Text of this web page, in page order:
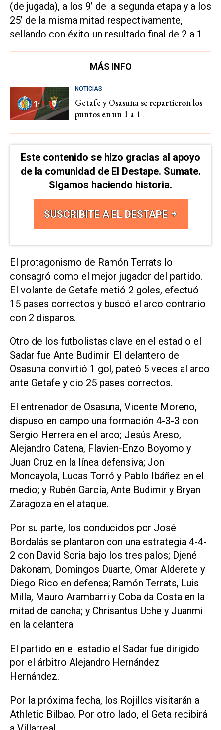
(de jugada), a los 9’ de la segunda etapa y a los
25’ de la misma mitad respectivamente,
sellando con éxito un resultado final de 2 a 1.
MÁS INFO
NOTICIAS
Getafe y Osasuna se repartieron los
puntos en un 1 a 1
Este contenido se hizo gracias al apoyo
de la comunidad de El Destape. Sumate.
Sigamos haciendo historia.
SUSCRIBITE A EL DESTAPE
El protagonismo de Ramón Terrats lo
consagró como el mejor jugador del partido.
El volante de Getafe metió 2 goles, efectuó
15 pases correctos y buscó el arco contrario
con 2 disparos.
Otro de los futbolistas clave en el estadio el
Sadar fue Ante Budimir. El delantero de
Osasuna convirtió 1 gol, pateó 5 veces al arco
ante Getafe y dio 25 pases correctos.
El entrenador de Osasuna, Vicente Moreno,
dispuso en campo una formación 4-3-3 con
Sergio Herrera en el arco; Jesús Areso,
Alejandro Catena, Flavien-Enzo Boyomo y
Juan Cruz en la línea defensiva; Jon
Moncayola, Lucas Torró y Pablo Ibáñez en el
medio; y Rubén García, Ante Budimir y Bryan
Zaragoza en el ataque.
Por su parte, los conducidos por José
Bordalás se plantaron con una estrategia 4-4-
2 con David Soria bajo los tres palos; Djené
Dakonam, Domingos Duarte, Omar Alderete y
Diego Rico en defensa; Ramón Terrats, Luis
Milla, Mauro Arambarri y Coba da Costa en la
mitad de cancha; y Chrisantus Uche y Juanmi
en la delantera.
El partido en el estadio el Sadar fue dirigido
por el árbitro Alejandro Hernández
Hernández.
Por la próxima fecha, los Rojillos visitarán a
Athletic Bilbao. Por otro lado, el Geta recibirá